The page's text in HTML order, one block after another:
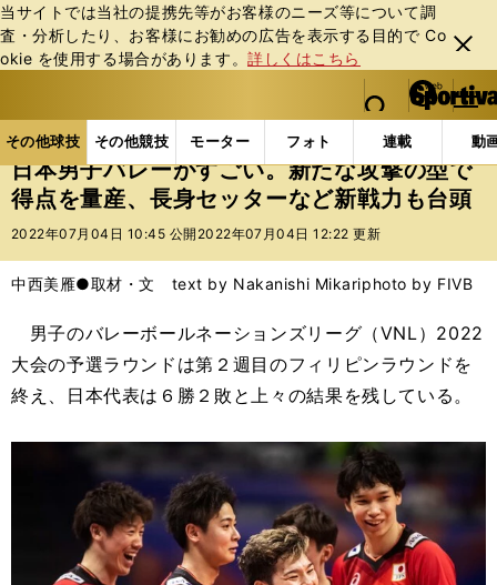
当サイトでは当社の提携先等がお客様のニーズ等について調
査・分析したり、お客様にお勧めの広告を表⽰する⽬的で Co
okie を使⽤する場合があります。詳しくはこちら
閉じ
る
web Sportiva (webスポルティーバ)
検索
マイペ
ー
ジ
メニュ
その他球技 その他競技 モーター フォト 連載 動
ス
ポ
ル
バ
その他球技の記事一覧 バレー 日本男子バレーがす
日本男子バレーがすごい。新たな攻撃の型で
得点を量産、長身セッターなど新戦力も台頭
2022年07月04日 10:45 公開 2022年07月04日 12:22 更新
中西美雁●取材・文 text by Nakanishi Mikariphoto by FIVB
男子のバレーボールネーションズリーグ（VNL）2022
大会の予選ラウンドは第２週目のフィリピンラウンドを
終え、日本代表は６勝２敗と上々の結果を残している。